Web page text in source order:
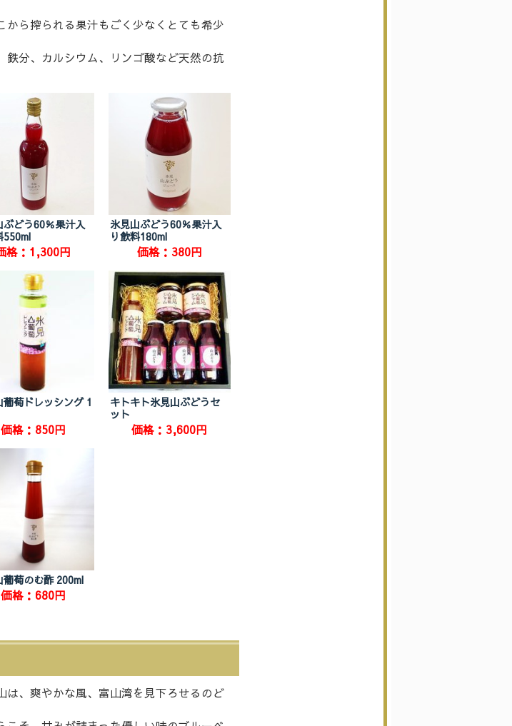
から搾られる果汁もごく少なくとても希少
鉄分、カルシウム、リンゴ酸など天然の抗
ぶどう60％果汁入
550ml
格：1,300円
氷見山ぶどう60％果汁入
り飲料180ml
価格：380円
葡萄ドレッシング 1
価格：850円
キトキト氷見山ぶどうセ
ット
価格：3,600円
葡萄のむ酢 200ml
価格：680円
は、爽やかな風、富山湾を見下ろせるのど